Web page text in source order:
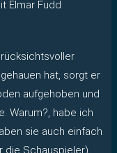
Elmar Fudd
hat, sorgt er
aufgehoben und
Warum?, habe ich
sie auch einfach
die Schauspieler).